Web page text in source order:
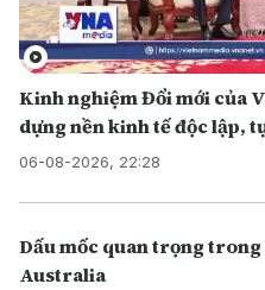
Kinh nghiệm Đổi mới của
dựng nền kinh tế độc lập,
06-08-2026, 22:28
Dấu mốc quan trọng trong
Australia